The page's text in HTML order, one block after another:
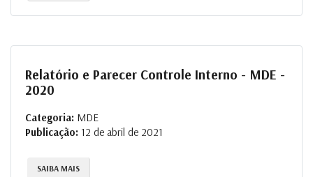
Relatório e Parecer Controle Interno - MDE -
2020
Categoria: MDE
Publicação: 12 de abril de 2021
SAIBA MAIS